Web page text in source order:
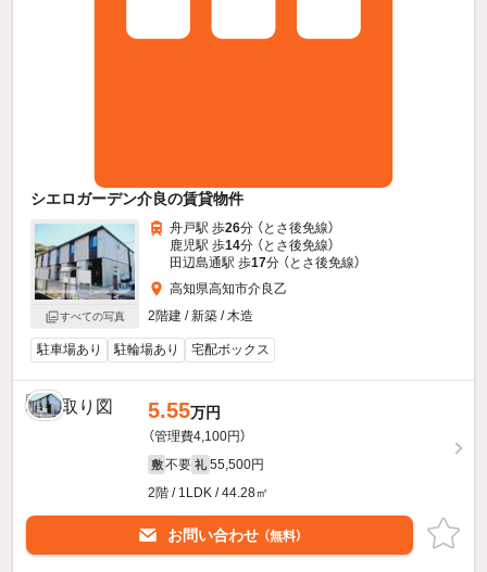
シエロガーデン介良の賃貸物件
すべての写真
舟戸駅 歩26分 （とさ後免線）
鹿児駅 歩14分 （とさ後免線）
田辺島通駅 歩17分 （とさ後免線）
高知県高知市介良乙
2階建 / 新築 / 木造
駐車場あり 駐輪場あり 宅配ボックス
5.55万円
（管理費4,100円）
敷 不要 礼 55,500円
2階 / 1LDK / 44.28㎡
お問い合わせ （無料）